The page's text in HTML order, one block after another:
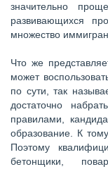
значительно
развивающихся
множество
Что же
может
по сути, так
достаточно
правилами,
образование. К
Поэтому
бетонщики,